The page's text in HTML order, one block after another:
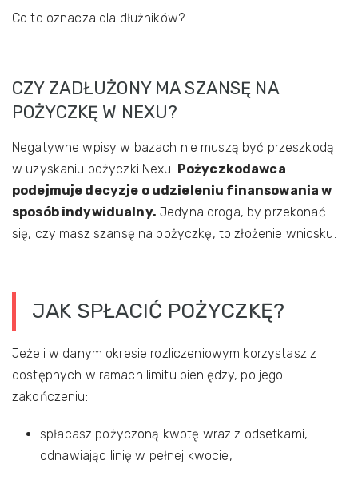
Co to oznacza dla dłużników?
CZY ZADŁUŻONY MA SZANSĘ NA
POŻYCZKĘ W NEXU?
Negatywne wpisy w bazach nie muszą być przeszkodą
w uzyskaniu pożyczki Nexu. Pożyczkodawca
podejmuje decyzje o udzieleniu finansowania w
sposób indywidualny. Jedyna droga, by przekonać
się, czy masz szansę na pożyczkę, to złożenie wniosku.
JAK SPŁACIĆ POŻYCZKĘ?
Jeżeli w danym okresie rozliczeniowym korzystasz z
dostępnych w ramach limitu pieniędzy, po jego
zakończeniu:
spłacasz pożyczoną kwotę wraz z odsetkami,
odnawiając linię w pełnej kwocie,